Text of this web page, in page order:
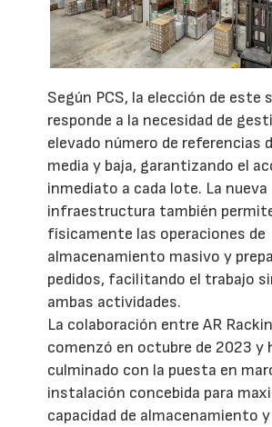
Según PCS, la elección de este
responde a la necesidad de
elevado número de referencias
media y baja, garantizando el
inmediato a cada lote. La nueva
infraestructura también
físicamente las operaciones de
almacenamiento masivo y
pedidos, facilitando el trabajo
ambas actividades.
La colaboración entre AR
comenzó en octubre de 2023 y
culminado con la puesta en
instalación concebida para
capacidad de almacenamiento